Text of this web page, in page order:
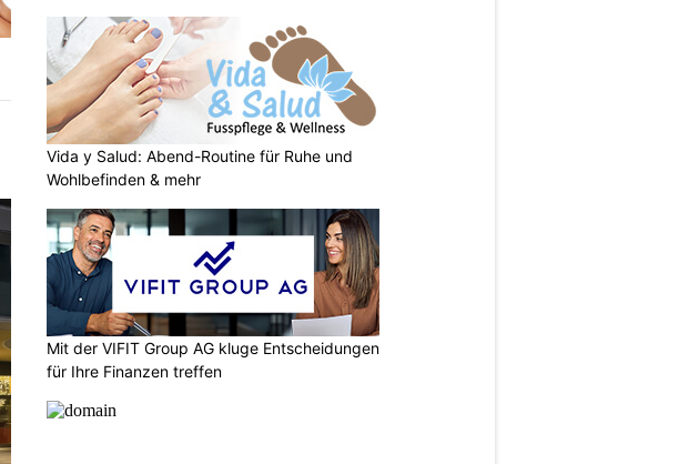
Vida y Salud: Abend-Routine für Ruhe und
Wohlbefinden & mehr
Mit der VIFIT Group AG kluge Entscheidungen
für Ihre Finanzen treffen